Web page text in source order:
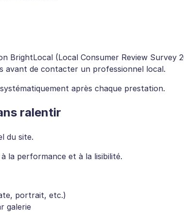
BrightLocal (Local Consumer Review Survey
avant de contacter un professionnel local.
après chaque prestation.
ralentir
du site.
la performance et à la lisibilité.
portrait, etc.)
galerie